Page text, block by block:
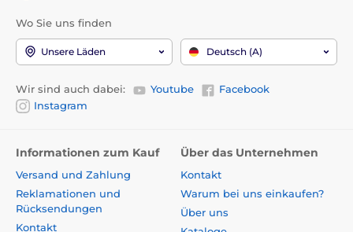
Wo Sie uns finden
Unsere Läden Deutsch (A)
Wir sind auch dabei: Youtube
Facebook
Instagram
Informationen zum Kauf
Versand und Zahlung
Reklamationen und
Rücksendungen
Kontakt
Über das Unternehmen
Kontakt
Warum bei uns einkaufen?
Über uns